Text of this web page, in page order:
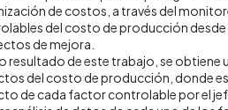
de costos, a través del
del costo de producción desde
de mejora.
resultado de este trabajo, se obtiene
del costo de producción, donde
de cada factor controlable por el